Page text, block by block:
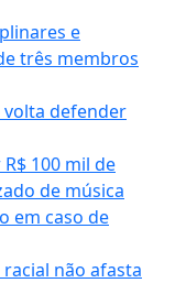
e
três membros
volta defender
100 mil de
de música
em caso de
não afasta